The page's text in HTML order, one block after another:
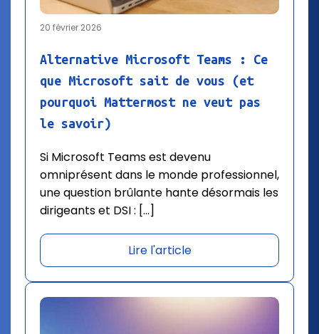
20 février 2026
Alternative Microsoft Teams : Ce
que Microsoft sait de vous (et
pourquoi Mattermost ne veut pas
le savoir)
Si Microsoft Teams est devenu
omniprésent dans le monde professionnel,
une question brûlante hante désormais les
dirigeants et DSI : […]
Lire l'article